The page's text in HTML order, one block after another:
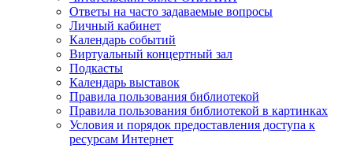
Ответы на часто задаваемые вопросы
Личный кабинет
Календарь событий
Виртуальный концертный зал
Подкасты
Календарь выставок
Правила пользования библиотекой
Правила пользования библиотекой в картинках
Условия и порядок предоставления доступа к
ресурсам Интернет